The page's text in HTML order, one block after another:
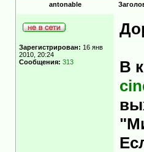
antonable
Зарегистрирован: 16 янв
2010, 20:24
Сообщения: 313
В